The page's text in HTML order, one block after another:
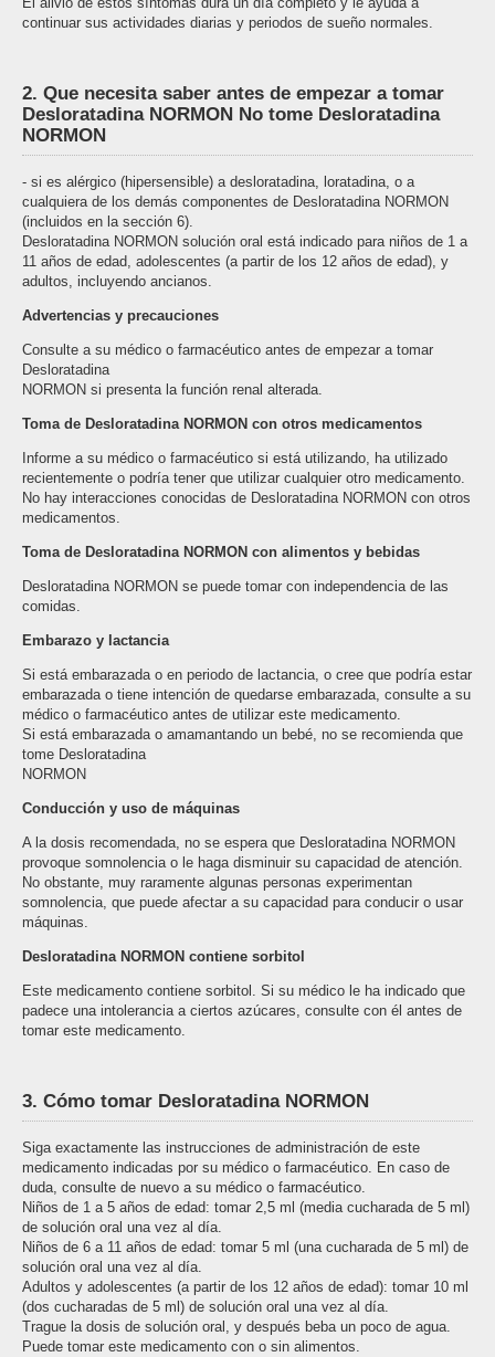
continuar sus actividades diarias y periodos de sueño normales.
2. Que necesita saber antes de empezar a tomar
Desloratadina NORMON No tome Desloratadina
NORMON
- si es alérgico (hipersensible) a desloratadina, loratadina, o a
cualquiera de los demás componentes de Desloratadina NORMON
(incluidos en la sección 6).
Desloratadina NORMON solución oral está indicado para niños de 1 a
11 años de edad, adolescentes (a partir de los 12 años de edad), y
adultos, incluyendo ancianos.
Advertencias y precauciones
Consulte a su médico o farmacéutico antes de empezar a tomar
Desloratadina
NORMON si presenta la función renal alterada.
Toma de Desloratadina NORMON con otros medicamentos
Informe a su médico o farmacéutico si está utilizando, ha utilizado
recientemente o podría tener que utilizar cualquier otro medicamento.
No hay interacciones conocidas de Desloratadina NORMON con otros
medicamentos.
Toma de Desloratadina NORMON con alimentos y bebidas
Desloratadina NORMON se puede tomar con independencia de las
comidas.
Embarazo y lactancia
Si está embarazada o en periodo de lactancia, o cree que podría estar
embarazada o tiene intención de quedarse embarazada, consulte a su
médico o farmacéutico antes de utilizar este medicamento.
Si está embarazada o amamantando un bebé, no se recomienda que
tome Desloratadina
NORMON
Conducción y uso de máquinas
A la dosis recomendada, no se espera que Desloratadina NORMON
provoque somnolencia o le haga disminuir su capacidad de atención.
No obstante, muy raramente algunas personas experimentan
somnolencia, que puede afectar a su capacidad para conducir o usar
máquinas.
Desloratadina NORMON contiene sorbitol
Este medicamento contiene sorbitol. Si su médico le ha indicado que
padece una intolerancia a ciertos azúcares, consulte con él antes de
tomar este medicamento.
3. Cómo tomar Desloratadina NORMON
Siga exactamente las instrucciones de administración de este
medicamento indicadas por su médico o farmacéutico. En caso de
duda, consulte de nuevo a su médico o farmacéutico.
Niños de 1 a 5 años de edad: tomar 2,5 ml (media cucharada de 5 ml)
de solución oral una vez al día.
Niños de 6 a 11 años de edad: tomar 5 ml (una cucharada de 5 ml) de
solución oral una vez al día.
Adultos y adolescentes (a partir de los 12 años de edad): tomar 10 ml
(dos cucharadas de 5 ml) de solución oral una vez al día.
Trague la dosis de solución oral, y después beba un poco de agua.
Puede tomar este medicamento con o sin alimentos.